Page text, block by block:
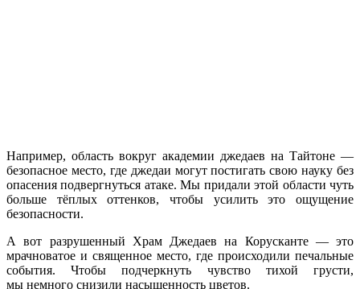
Например, область вокруг академии джедаев на Тайтоне —
безопасное место, где джедаи могут постигать свою науку без
опасения подвергнуться атаке.Мы придали этой области чуть
больше тёплых оттенков, чтобы усилить это ощущение
безопасности.
А вот разрушенный Храм Джедаевна Корусканте —это
мрачноватое и священное место, где происходили печальные
события. Чтобы подчеркнуть чувство тихой грусти,
мы немного снизили насыщенность цветов.